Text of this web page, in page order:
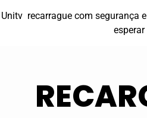
recarrague com